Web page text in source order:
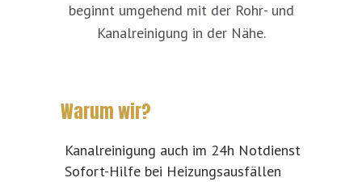
beginnt umgehend mit der Rohr- und
Kanalreinigung in der Nähe.
Warum wir?
Kanalreinigung auch im 24h Notdienst
Sofort-Hilfe bei Heizungsausfällen